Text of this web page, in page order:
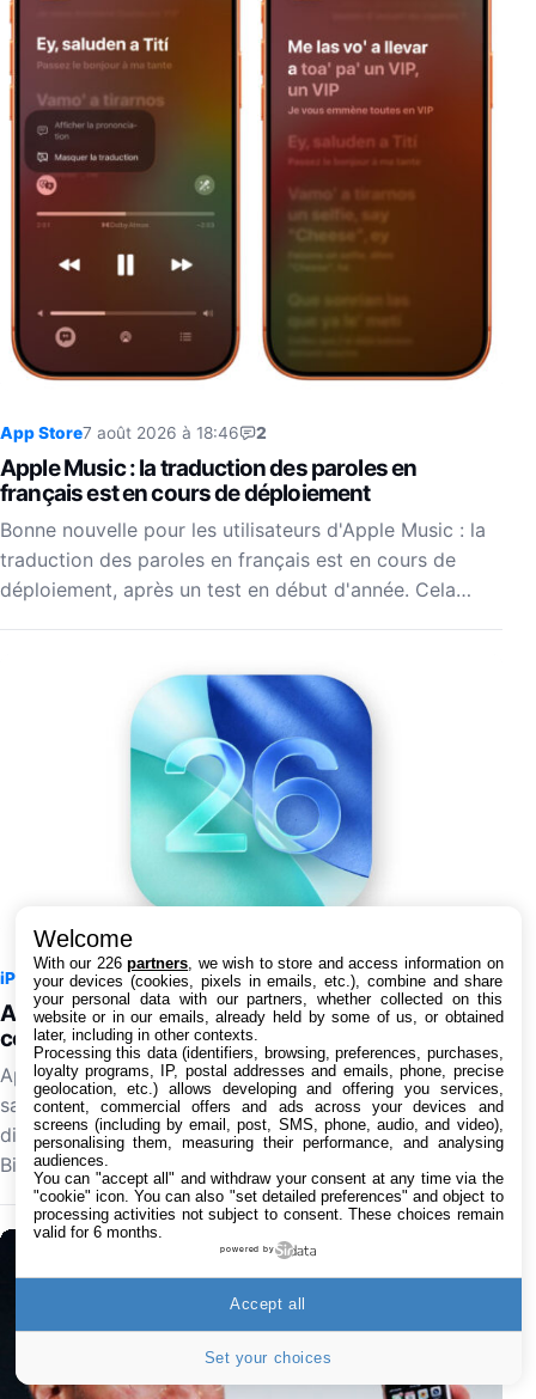
App Store7 août 2026 à 18:46 2
Apple Music : la traduction des paroles en
français est en cours de déploiement
Bonne nouvelle pour les utilisateurs d'Apple Music : la
traduction des paroles en français est en cours de
déploiement, après un test en début d'année. Cela…
iPhone7 août 2026 à 16:35 2
Apple teste iOS 26.6.1 sur iPhone pour des
correctifs
Apple prépare sa prochaine mise à jour pour iPhone, à
savoir iOS 26.6.1. Elle devrait logiquement être
disponible d'ici les prochains jours au téléchargement.
Bientôt l'arrivée…
Welcome
With our 226partners , we wish to store and access information on
your devices (cookies, pixels in emails, etc.), combine and share
your personal data with our partners, whether collected on this
website or in our emails, already held by some of us, or obtained
later, including in other contexts.
Processing this data (identifiers, browsing, preferences, purchases,
loyalty programs, IP, postal addresses and emails, phone, precise
geolocation, etc.) allows developing and offering you services,
content, commercial offers and ads across your devices and
screens (including by email, post, SMS, phone, audio, and video),
personalising them, measuring their performance, and analysing
audiences.
You can "accept all" and withdraw your consent at any time via the
"cookie" icon. You can also "set detailed preferences" and object to
processing activities not subject to consent. These choices remain
valid for 6 months.
powered by
Set your choices
Accept all